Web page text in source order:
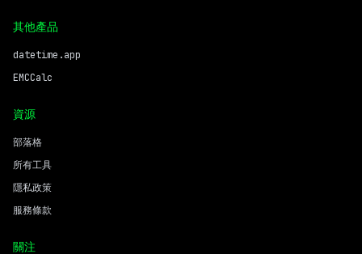
其他產品
datetime.app
EMCCalc
資源
部落格
所有工具
隱私政策
服務條款
關注